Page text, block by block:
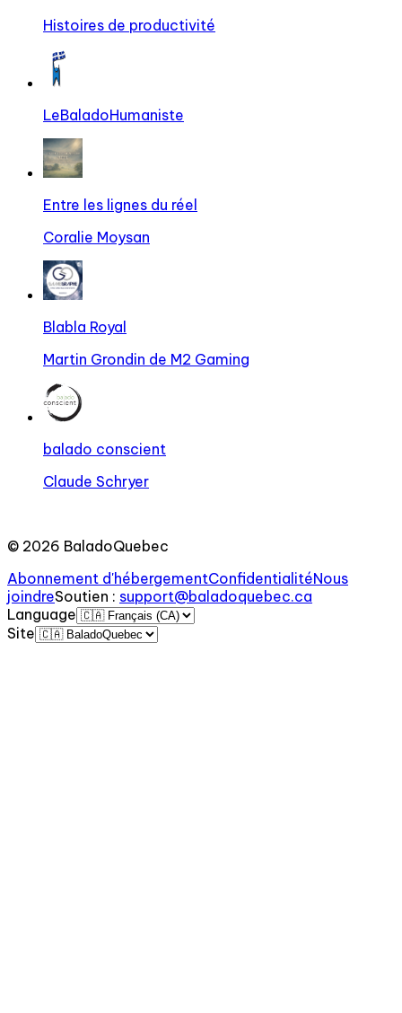
Histoires de productivité
LeBaladoHumaniste
Entre les lignes du réel
Coralie Moysan
Blabla Royal
Martin Grondin de M2 Gaming
balado conscient
Claude Schryer
© 2026 BaladoQuebec
Abonnement d'hébergementConfidentialitéNous
joindreSoutien : support@baladoquebec.ca
Language
Site